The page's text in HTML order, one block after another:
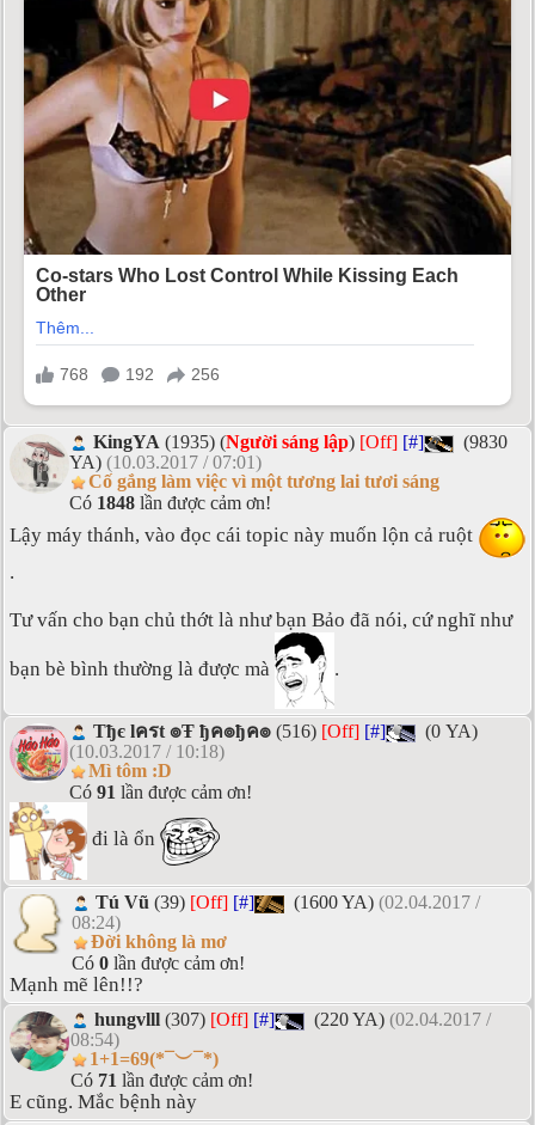
KingYA (1935) (Người sáng lập) [Off] [#]
(9830
YA) (10.03.2017 / 07:01)
Cố gắng làm việc vì một tương lai tươi sáng
Có 1848 lần được cảm ơn!
Lậy máy thánh, vào đọc cái topic này muốn lộn cả ruột
.
Tư vấn cho bạn chủ thớt là như bạn Bảo đã nói, cứ nghĩ như
bạn bè bình thường là được mà .
Tђє lครt ๏Ŧ ђค๏ђค๏ (516) [Off] [#]
(0 YA)
(10.03.2017 / 10:18)
Mì tôm :D
Có 91 lần được cảm ơn!
đi là ổn
Tú Vũ (39) [Off] [#] (1600 YA) (02.04.2017 /
08:24)
Đời không là mơ
Có 0 lần được cảm ơn!
Mạnh mẽ lên!!?
hungvlll (307) [Off] [#] (220 YA) (02.04.2017 /
08:54)
1+1=69(*¯︶¯*)
Có 71 lần được cảm ơn!
E cũng. Mắc bệnh này